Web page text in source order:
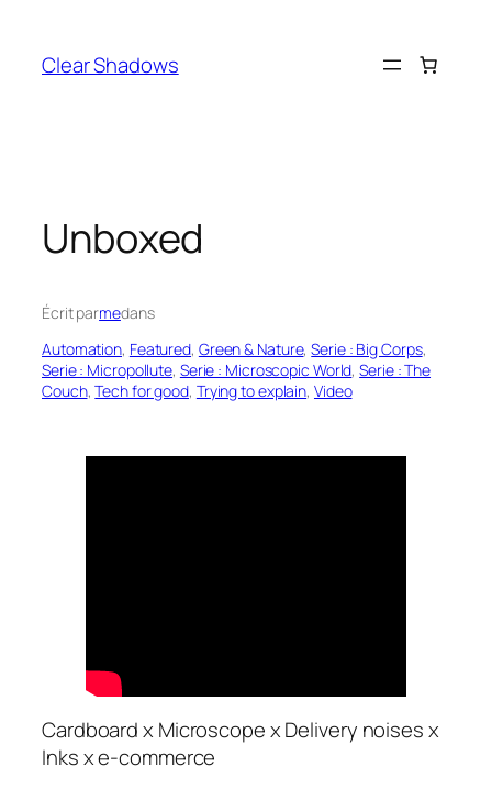
contenu
Clear Shadows
Unboxed
Écrit parmedans
Automation, Featured, Green & Nature, Serie : Big Corps
Serie : Micropollute, Serie : Microscopic World, Serie : The
Couch, Tech for good, Trying to explain, Video
Cardboard x Microscope x Delivery noises x
Inks x e-commerce